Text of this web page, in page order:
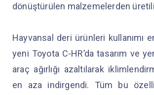
dönüştürülen malzemelerden
Hayvansal deri ürünleri kullanımı
yeni Toyota C-HR’da tasarım ve
araç ağırlığı azaltılarak
en aza indirgendi. Tüm bu